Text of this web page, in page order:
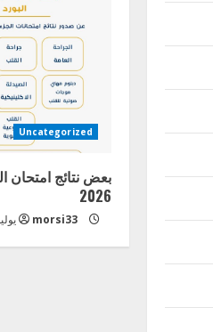
R
a
Uncategorized
بعض نتائج امتحان
2026
morsi33 يوليو 29,